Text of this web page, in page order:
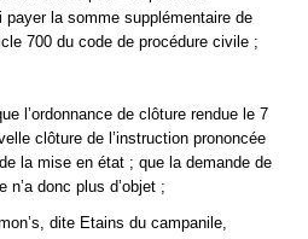
payer la somme supplémentaire de
700 du code de procédure civile ;
l’ordonnance de clôture rendue le 7
clôture de l’instruction prononcée
la mise en état ; que la demande de
donc plus d’objet ;
dite Etains du campanile,